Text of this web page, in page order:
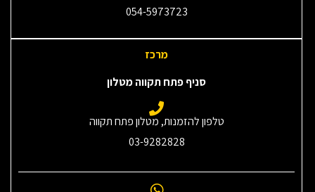
054-5973723
מרכז
סניף פתח תקווה מטלון
טלפון להזמנות, מטלון פתח תקווה
03-9282828